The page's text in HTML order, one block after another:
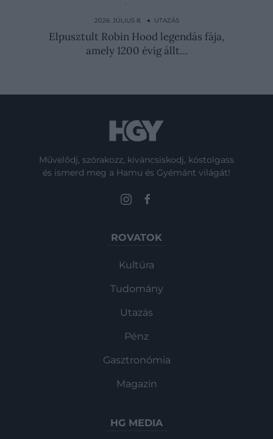
Ha ezt a bogarat látod a kertben, azonnal
szólni kell a…
2026. JÚLIUS 8. ● UTAZÁS
Elpusztult Robin Hood legendás fája,
amely 1200 évig állt…
Művelődj, szórakozz, kíváncsiskodj, kóstolgass
és ismerd meg a Hamu és Gyémánt világát!
ROVATOK
Kultúra
Tudomány
Utazás
Pénz
Gasztronómia
Magazin
HG MEDIA